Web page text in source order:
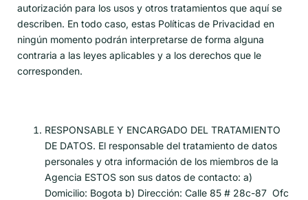
autorización para los usos y otros tratamientos que aquí se
describen. En todo caso, estas Políticas de Privacidad en
ningún momento podrán interpretarse de forma alguna
contraria a las leyes aplicables y a los derechos que le
corresponden.
RESPONSABLE Y ENCARGADO DEL TRATAMIENTO
DE DATOS. El responsable del tratamiento de datos
personales y otra información de los miembros de la
Agencia ESTOS son sus datos de contacto: a)
Domicilio: Bogota b) Dirección: Calle 85 # 28c-87 Ofc